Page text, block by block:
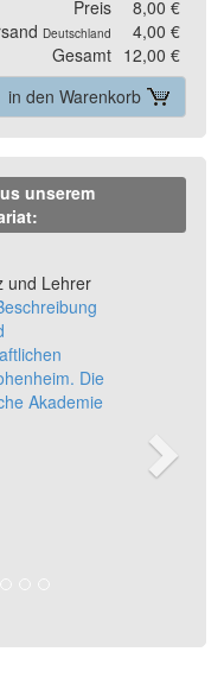
Preis
8,00 €
Deutschland
4,00 €
Gesamt 12,00 €
in den Warenkorb
unserem
und Lehrer
Die
Akademie